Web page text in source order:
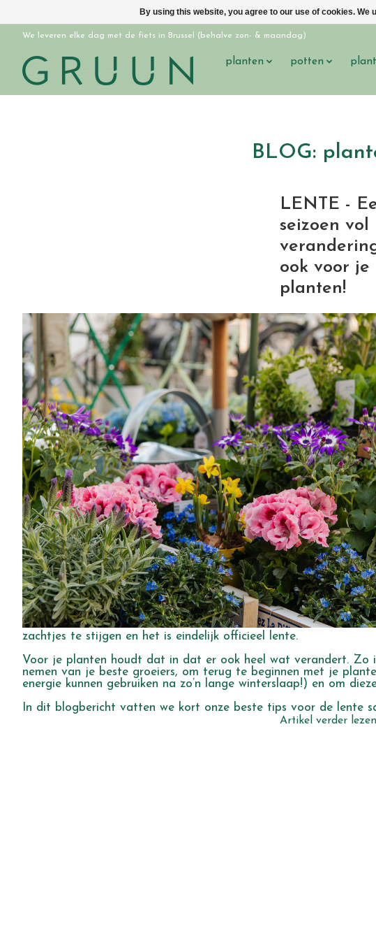
We leveren elke dag met de fiets in Brussel (behalve zon- & maandag)
planten potten
BLOG:
LENTE -
seizoen vol
ook voor je
planten!
zachtjes te stijgen en het is eindelijk officieel lente.
Voor je planten houdt dat in dat er ook heel wat verandert. Zo
nemen van je beste groeiers, om terug te beginnen met je
energie kunnen gebruiken na zo’n lange winterslaap!) en om
In dit blogbericht vatten we kort onze beste tips voor de lente
Artikel verder
By using this website, you agree to our use of cookies.